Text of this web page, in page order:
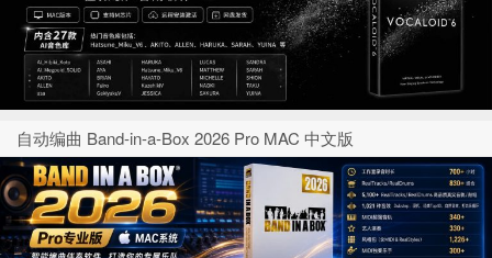
自动编曲 Band-in-a-Box 2026 Pro MAC 中文版